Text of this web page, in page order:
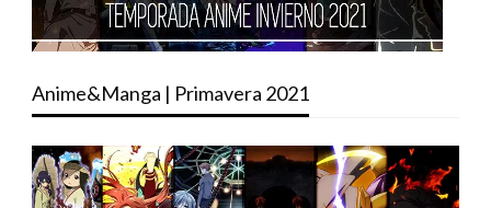
Anime&Manga | Primavera 2021